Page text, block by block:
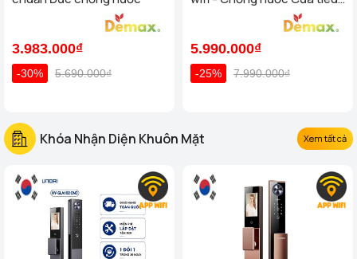
3.983.000₫
-30% 5.690.000₫
5.990.000₫
-25% 7.990.000₫
Khóa Nhận Diện Khuôn Mặt Xem tất cả